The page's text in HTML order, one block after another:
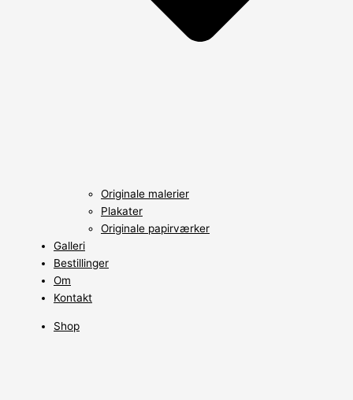
Originale malerier
Plakater
Originale papirværker
Galleri
Bestillinger
Om
Kontakt
Shop